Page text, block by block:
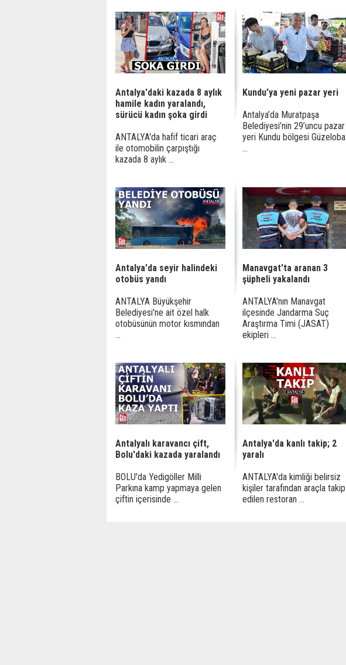
Antalya'daki kazada 8 aylık
hamile kadın yaralandı,
sürücü kadın şoka girdi
ANTALYA'da hafif ticari araç
ile otomobilin çarpıştığı
kazada 8 aylık ...
Kundu’ya yeni pazar yeri
Antalya’da Muratpaşa
Belediyesi’nin 29’uncu pazar
yeri Kundu bölgesi Güzeloba
...
Antalya'da seyir halindeki
otobüs yandı
ANTALYA Büyükşehir
Belediyesi'ne ait özel halk
otobüsünün motor kısmından
...
Manavgat'ta aranan 3
şüpheli yakalandı
ANTALYA'nın Manavgat
ilçesinde Jandarma Suç
Araştırma Timi (JASAT)
ekipleri ...
Antalyalı karavancı çift,
Bolu'daki kazada yaralandı
BOLU'da Yedigöller Milli
Parkına kamp yapmaya gelen
çiftin içerisinde ...
Antalya'da kanlı takip; 2
yaralı
ANTALYA'da kimliği belirsiz
kişiler tarafından araçla takip
edilen restoran ...